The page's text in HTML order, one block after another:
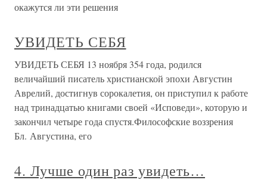
окажутся ли эти решения
УВИДЕТЬ СЕБЯ
УВИДЕТЬ СЕБЯ 13 ноября 354 года, родился
величайший писатель христианской эпохи Августин
Аврелий, достигнув сорокалетия, он приступил к работе
над тринадцатью книгами своей «Исповеди», которую и
закончил четыре года спустя.Философские воззрения
Бл. Августина, его
4. Лучше один раз увидеть…